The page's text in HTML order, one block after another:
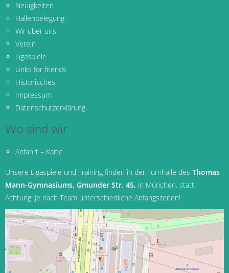
Neuigkeiten
Hallenbelegung
Wir über uns
Verein
Ligaspiele
Links for friends
Historisches
Impressum
Datenschutzerklärung
Wo sind wir
Anfahrt – Karte
Unsere Ligaspiele und Training finden in der Turnhalle des Thomas
Mann-Gymnasiums, Gmunder Str. 45, in München, statt.
Achtung: Je nach Team unterschiedliche Anfangszeiten!